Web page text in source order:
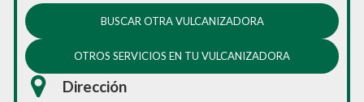
BUSCAR OTRA VULCANIZADORA
OTROS SERVICIOS EN TU VULCANIZADORA
Dirección